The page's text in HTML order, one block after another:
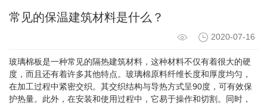
常见的保温建筑材料是什么？
2020-07-16
玻璃棉板是一种常见的隔热建筑材料，这种材料不仅有着很大的硬
度，而且还有着许多其他特点。玻璃棉原料纤维长度和厚度均匀，
在加工过程中紧密交织。其交织结构与导热方式呈90度，可有效保
护热量。此外，在安装和使用过程中，它易于操作和切割。同时，